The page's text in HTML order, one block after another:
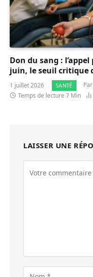
Don du sang : l’appel
juin, le seuil critique
1 juillet 2026 SANTÉ Par
Temps de lecture 7 Min
LAISSER UNE